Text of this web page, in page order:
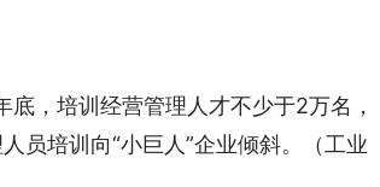
底，培训经营管理人才不少于2万名，
员培训向“小巨人”企业倾斜。（工业